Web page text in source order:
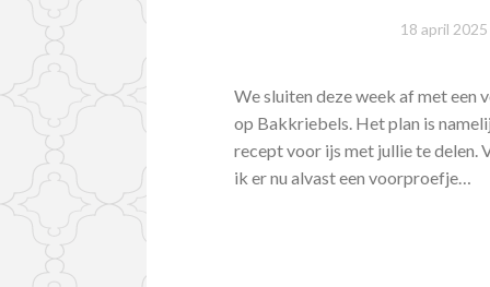
18 april 2025
We sluiten deze week af met een
op Bakkriebels. Het plan is
recept voor ijs met jullie te delen.
ik er nu alvast een voorproefje…